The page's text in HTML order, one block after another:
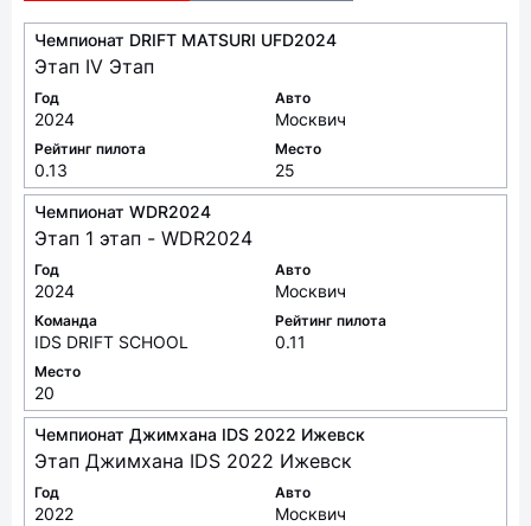
Чемпионат DRIFT MATSURI UFD2024
Этап IV Этап
Год
2024
Авто
Москвич
Рейтинг пилота
0.13
Место
25
Чемпионат WDR2024
Этап 1 этап - WDR2024
Год
2024
Авто
Москвич
Команда
IDS DRIFT SCHOOL
Рейтинг пилота
0.11
Место
20
Чемпионат Джимхана IDS 2022 Ижевск
Этап Джимхана IDS 2022 Ижевск
Год
2022
Авто
Москвич